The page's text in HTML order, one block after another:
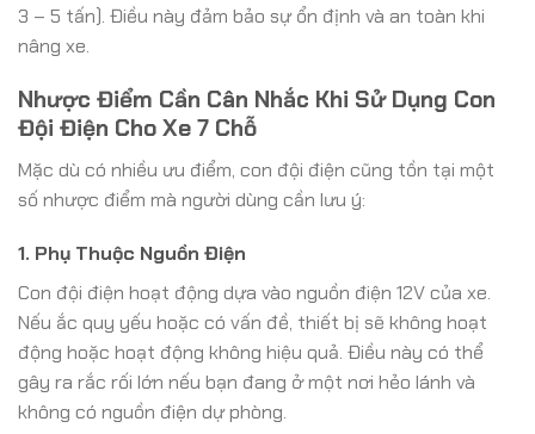
3 – 5 tấn). Điều này đảm bảo sự ổn định và an toàn khi
nâng xe.
Nhược Điểm Cần Cân Nhắc Khi Sử Dụng Con
Đội Điện Cho Xe 7 Chỗ
Mặc dù có nhiều ưu điểm, con đội điện cũng tồn tại một
số nhược điểm mà người dùng cần lưu ý:
1. Phụ Thuộc Nguồn Điện
Con đội điện hoạt động dựa vào nguồn điện 12V của xe.
Nếu ắc quy yếu hoặc có vấn đề, thiết bị sẽ không hoạt
động hoặc hoạt động không hiệu quả. Điều này có thể
gây ra rắc rối lớn nếu bạn đang ở một nơi hẻo lánh và
không có nguồn điện dự phòng.